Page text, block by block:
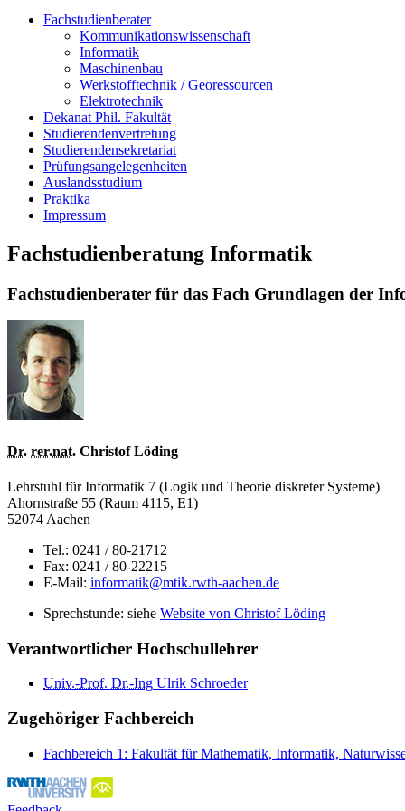
Fachstudienberater
Kommunikations­wissenschaft
Informatik
Maschinenbau
Werkstofftechnik / Georessourcen
Elektrotechnik
Dekanat Phil. Fakultät
Studierendenvertretung
Studierendensekretariat
Prüfungsangelegenheiten
Auslandsstudium
Praktika
Impressum
Fachstudienberatung Informatik
Fachstudienberater für das Fach Grundlagen der
Dr. rer.nat. Christof Löding
Lehrstuhl für Informatik 7 (Logik und Theorie diskreter Systeme)
Ahornstraße 55 (Raum 4115, E1)
52074 Aachen
Tel.: 0241 / 80-21712
Fax: 0241 / 80-22215
E-Mail: informatik@mtik.rwth-aachen.de
Sprechstunde: siehe Website von Christof Löding
Verantwortlicher Hochschullehrer
Univ.-Prof. Dr.-Ing Ulrik Schroeder
Zugehöriger Fachbereich
Fachbereich 1: Fakultät für Mathematik, Informatik,